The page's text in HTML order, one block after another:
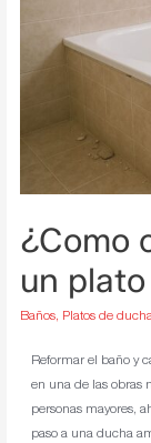
¿Como
un
Baños, Platos de
Reformar el baño y
en una de las obras
personas mayores,
paso a una ducha